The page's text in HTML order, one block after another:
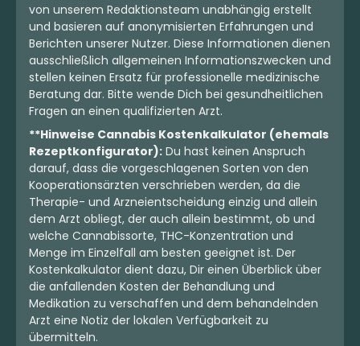
von unserem Redaktionsteam unabhängig erstellt
und basieren auf anonymisierten Erfahrungen und
Berichten unserer Nutzer. Diese Informationen dienen
ausschließlich allgemeinen Informationszwecken und
stellen keinen Ersatz für professionelle medizinische
Beratung dar. Bitte wende Dich bei gesundheitlichen
Fragen an einen qualifizierten Arzt.
**Hinweise Cannabis Kostenkalkulator (ehemals
Rezeptkonfigurator): Du hast keinen Anspruch
darauf, dass die vorgeschlagenen Sorten von den
Kooperationsärzten verschrieben werden, da die
Therapie- und Arzneientscheidung einzig und allein
dem Arzt obliegt, der auch allein bestimmt, ob und
welche Cannabissorte, THC-Konzentration und
Menge im Einzelfall am besten geeignet ist. Der
Kostenkalkulator dient dazu, Dir einen Überblick über
die anfallenden Kosten der Behandlung und
Medikation zu verschaffen und dem behandelnden
Arzt eine Notiz der lokalen Verfügbarkeit zu
übermitteln.